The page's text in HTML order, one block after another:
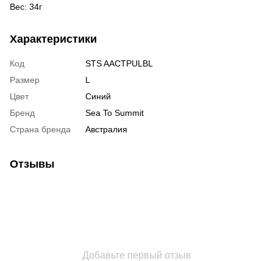
Вес: 34г
Характеристики
Код
STS AACTPULBL
Размер
L
Цвет
Синий
Бренд
Sea To Summit
Страна бренда
Австралия
Отзывы
Добавьте первый отзыв